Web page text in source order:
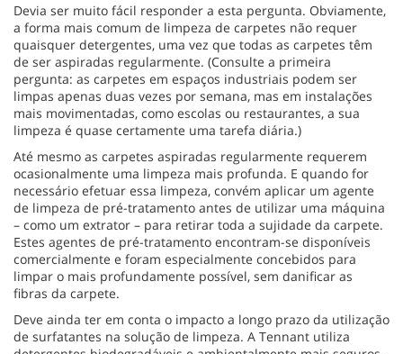
Devia ser muito fácil responder a esta pergunta. Obviamente,
a forma mais comum de limpeza de carpetes não requer
quaisquer detergentes, uma vez que todas as carpetes têm
de ser aspiradas regularmente. (Consulte a primeira
pergunta: as carpetes em espaços industriais podem ser
limpas apenas duas vezes por semana, mas em instalações
mais movimentadas, como escolas ou restaurantes, a sua
limpeza é quase certamente uma tarefa diária.)
Até mesmo as carpetes aspiradas regularmente requerem
ocasionalmente uma limpeza mais profunda. E quando for
necessário efetuar essa limpeza, convém aplicar um agente
de limpeza de pré-tratamento antes de utilizar uma máquina
– como um extrator – para retirar toda a sujidade da carpete.
Estes agentes de pré-tratamento encontram-se disponíveis
comercialmente e foram especialmente concebidos para
limpar o mais profundamente possível, sem danificar as
fibras da carpete.
Deve ainda ter em conta o impacto a longo prazo da utilização
de surfatantes na solução de limpeza. A Tennant utiliza